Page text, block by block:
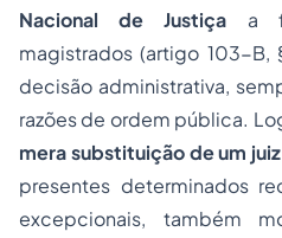
Nacional de Justiça a
magistrados (artigo 103-B,
decisão administrativa,
razões de ordem pública.
mera substituição de um
presentes determinados
excepcionais, também